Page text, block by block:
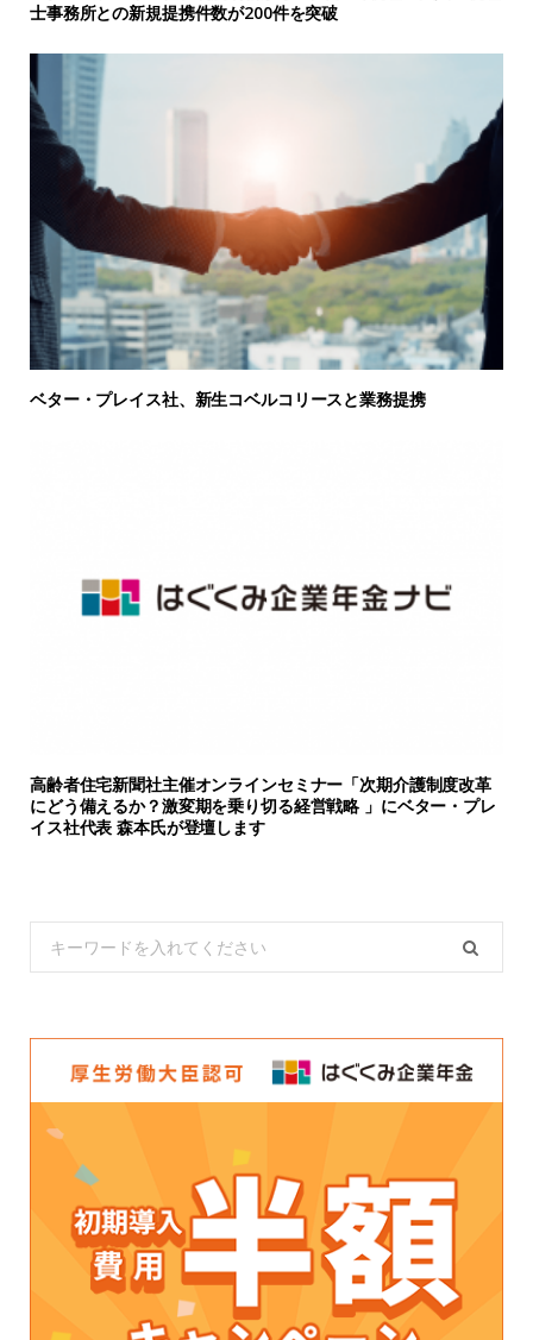
士事務所との新規提携件数が200件を突破
ベター・プレイス社、新生コベルコリースと業務提携
高齢者住宅新聞社主催オンラインセミナー「次期介護制度改革
にどう備えるか？激変期を乗り切る経営戦略 」にベター・プレ
イス社代表 森本氏が登壇します